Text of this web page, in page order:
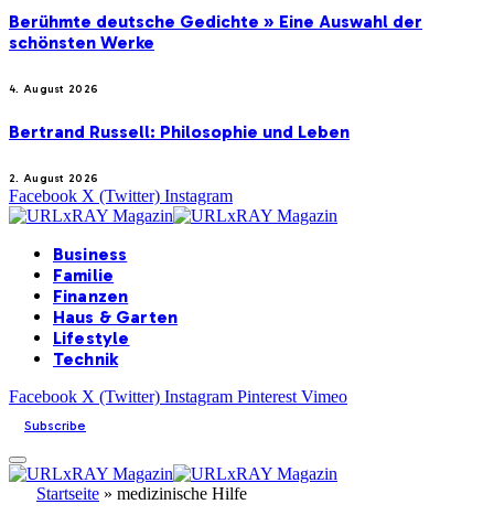
Berühmte deutsche Gedichte » Eine Auswahl der
schönsten Werke
4. August 2026
Bertrand Russell: Philosophie und Leben
2. August 2026
Facebook X (Twitter) Instagram
Business
Familie
Finanzen
Haus & Garten
Lifestyle
Technik
Facebook X (Twitter) Instagram Pinterest Vimeo
Subscribe
Startseite » medizinische Hilfe